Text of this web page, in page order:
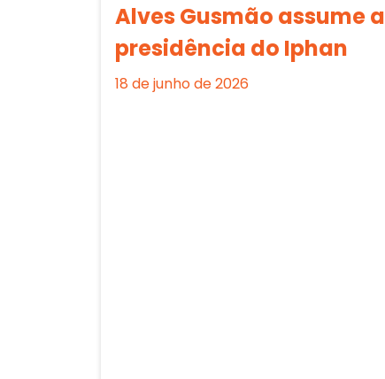
Alves Gusmão assume a
presidência do Iphan
18 de junho de 2026